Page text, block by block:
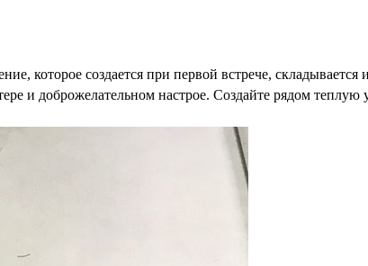
которое создается при первой встрече,
и доброжелательном настрое. Создайте рядом теплую